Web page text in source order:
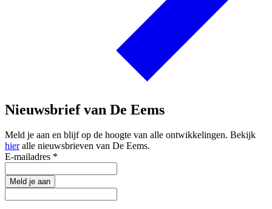
Nieuwsbrief van De Eems
Meld je aan en blijf op de hoogte van alle ontwikkelingen. Bekijk
hieralle nieuwsbrieven van De Eems.
E-mailadres *
Meld je aan